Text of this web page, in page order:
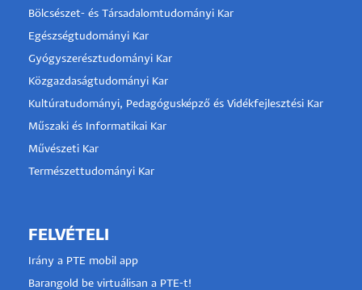
Bölcsészet- és Társadalomtudományi Kar
Egészségtudományi Kar
Gyógyszerésztudományi Kar
Közgazdaságtudományi Kar
Kultúratudományi, Pedagógusképző és Vidékfejlesztési Kar
Műszaki és Informatikai Kar
Művészeti Kar
Természettudományi Kar
FELVÉTELI
Irány a PTE mobil app
Barangold be virtuálisan a PTE-t!